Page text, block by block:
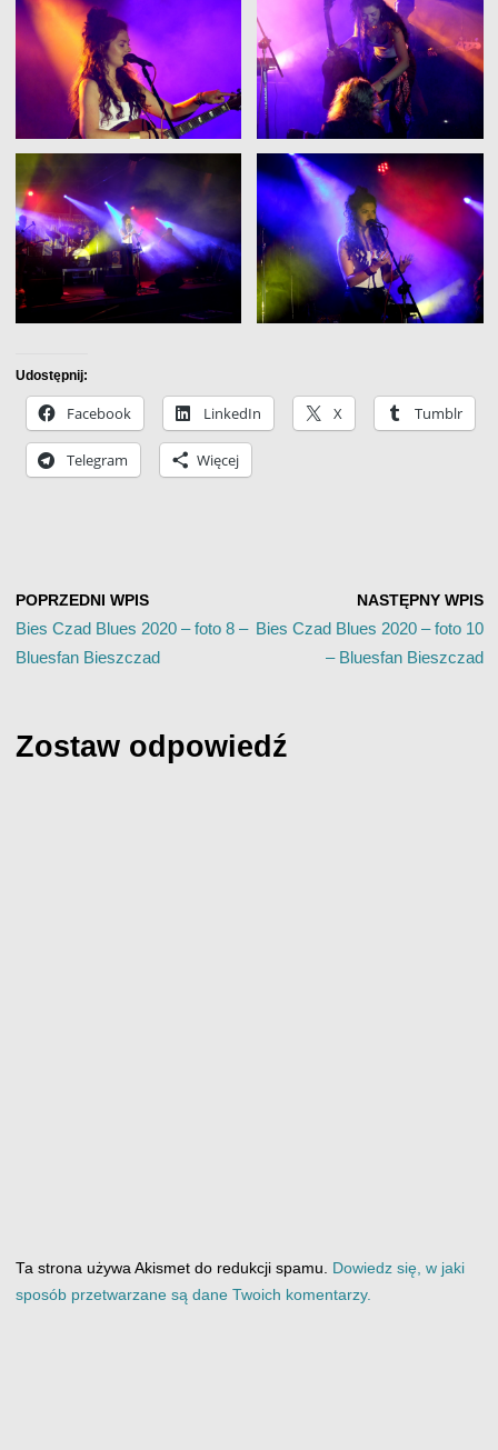
Udostępnij:
Facebook LinkedIn X Tumblr
Telegram Więcej
POPRZEDNI WPIS
Bies Czad Blues 2020 – foto 8 –
Bluesfan Bieszczad
NASTĘPNY WPIS
Bies Czad Blues 2020 – foto 10
– Bluesfan Bieszczad
Zostaw odpowiedź
Ta strona używa Akismet do redukcji spamu. Dowiedz się, w jaki
sposób przetwarzane są dane Twoich komentarzy.